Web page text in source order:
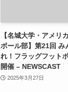
【名城大学・アメリ
ボール部】第21回 み
れ！フラッグフット
開催 – NEWSCAST
2025年3月27日